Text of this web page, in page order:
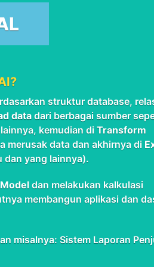
struktur database,
data dari berbagai sumber
kemudian di Transform
merusak data dan akhirnya di
dan yang lainnya).
dan melakukan kalkulasi
membangun aplikasi dan
misalnya: Sistem Laporan